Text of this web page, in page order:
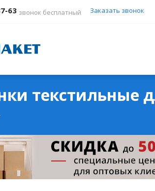
63 звонок бесплатный Заказать звонок
текстильные